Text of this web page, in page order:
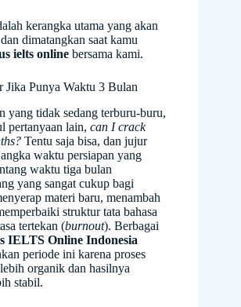
kerangka utama yang akan
dimatangkan saat kamu
ielts online bersama kami.
Jika Punya Waktu 3 Bulan
yang tidak sedang terburu-buru,
pertanyaan lain, can I crack
Tentu saja bisa, dan jujur
waktu persiapan yang
waktu tiga bulan
yang sangat cukup bagi
materi baru, menambah
struktur tata bahasa
tertekan (burnout). Berbagai
IELTS Online Indonesia
periode ini karena proses
organik dan hasilnya
stabil.